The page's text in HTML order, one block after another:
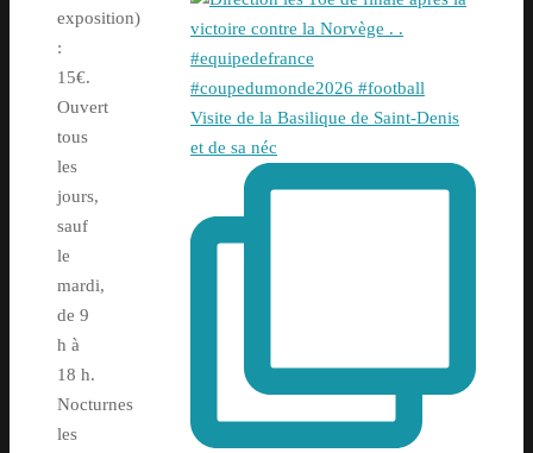
exposition)
:
15€.
Ouvert
tous
les
jours,
sauf
le
mardi,
de 9
h à
18 h.
Nocturnes
les
Visite de la Basilique de Saint-Denis
et de sa néc